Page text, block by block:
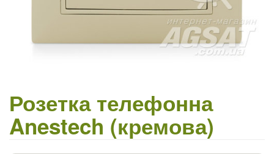
Розетка телефонна
Anestech (кремова)